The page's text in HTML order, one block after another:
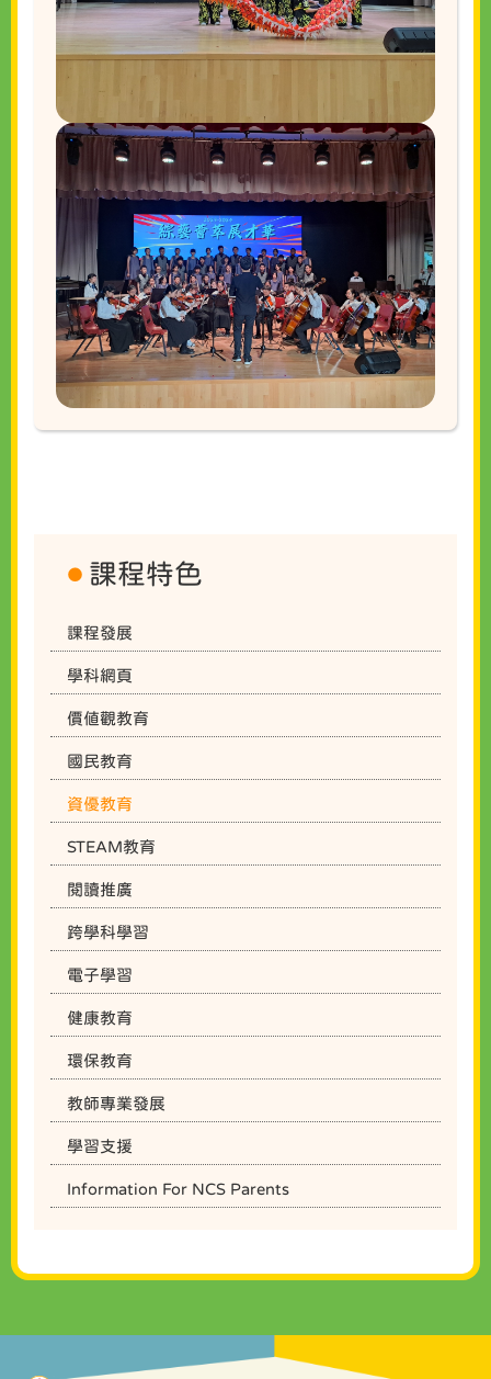
課程特色
課程發展
學科網頁
價值觀教育
國民教育
資優教育
STEAM教育
閱讀推廣
跨學科學習
電子學習
健康教育
環保教育
教師專業發展
學習支援
Information For NCS Parents